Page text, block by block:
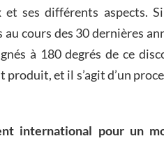
ses différents aspects. Si
cours des 30 dernières
à 180 degrés de ce
produit, et il s’agit d’un
international pour un